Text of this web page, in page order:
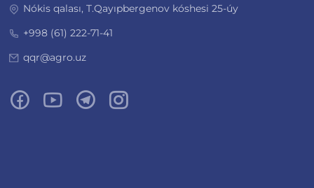
Nókis qalası, T.Qayıpbergenov kóshesi 25-úy
+998 (61) 222-71-41
qqr@agro.uz